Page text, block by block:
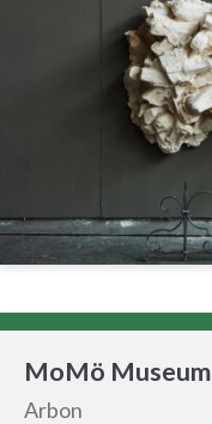
MoMö Museum
Arbon